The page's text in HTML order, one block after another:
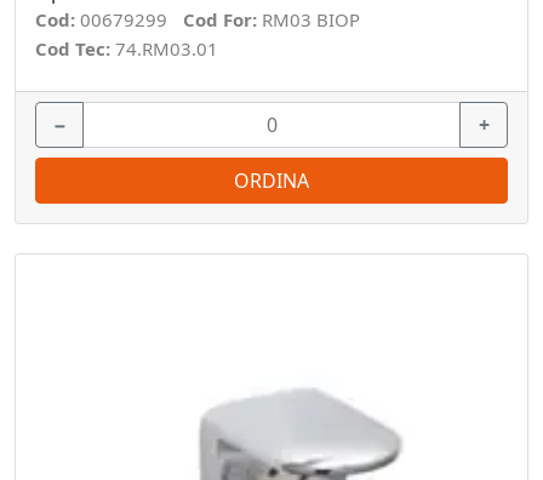
Cod: 00679299 Cod For: RM03 BIOP
Cod Tec: 74.RM03.01
− +
ORDINA